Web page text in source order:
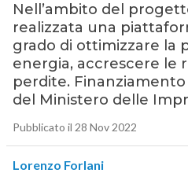
Nell’ambito del
realizzata una
grado di ottimizzare la
energia, accrescere le
perdite.
del Ministero delle
Pubblicato il 28 Nov 2022
Lorenzo Forlani